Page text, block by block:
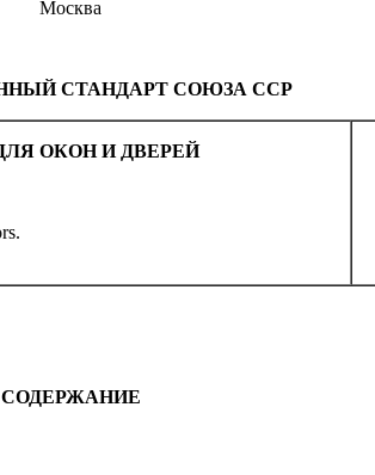
Москва
СТАНДАРТ СОЮЗА ССР
ОКОН И ДВЕРЕЙ
СОДЕРЖАНИЕ